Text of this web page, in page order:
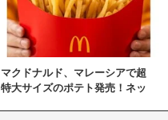
マクドナルド、マレーシアで超
特大サイズのポテト発売！ネッ